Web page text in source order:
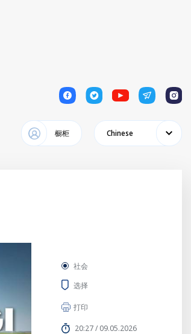
1 1 1 1 1
橱柜 Chinese
社会
选择
打印
20:27 / 09.05.2026